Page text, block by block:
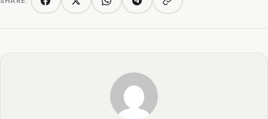
FacebookTwitter/XWhatsAppTelegramCopy link